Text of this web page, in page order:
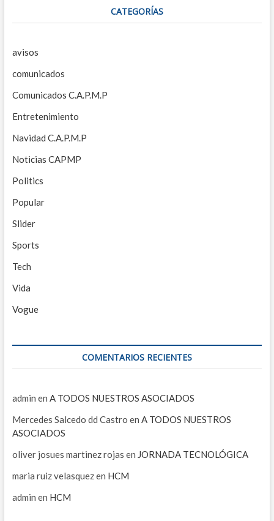
CATEGORÍAS
avisos
comunicados
Comunicados C.A.P.M.P
Entretenimiento
Navidad C.A.P.M.P
Noticias CAPMP
Politics
Popular
Slider
Sports
Tech
Vida
Vogue
COMENTARIOS RECIENTES
admin en A TODOS NUESTROS ASOCIADOS
Mercedes Salcedo dd Castro en A TODOS NUESTROS
ASOCIADOS
oliver josues martinez rojas en JORNADA TECNOLÓGICA
maria ruiz velasquezen HCM
admin en HCM